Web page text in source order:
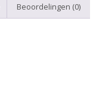
Beoordelingen (0)